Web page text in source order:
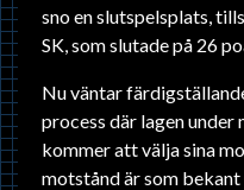
sno en slutspelsplats,
SK, som slutade på 26
Nu väntar
process där lagen under
kommer att välja sina
motstånd är som